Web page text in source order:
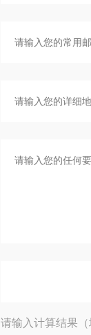
请输入计算结果